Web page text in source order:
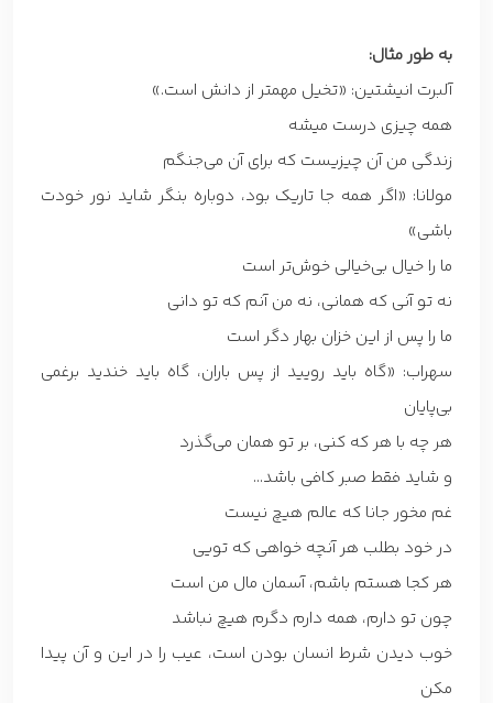
به طور مثال:
آلبرت انیشتین: «تخیل مهمتر از دانش است.»
همه چیزی درست میشه
زندگی من آن چیزیست که برای آن می‌جنگم
مولانا: «اگر همه جا تاریک بود، دوباره بنگر شاید نور خودت
باشی»
ما را خیال بی‌خیالی خوش‌تر است
نه تو آنی که همانی، نه من آنم که تو دانی
ما را پس از این خزان بهار دگر است
سهراب: «گاه باید رویید از پس باران، گاه باید خندید برغمی
بی‌پایان
هر چه با هر که کنی، بر تو همان می‌گذرد
و شاید فقط صبر کافی باشد…
غم مخور جانا که عالم هیچ نیست
در خود بطلب هر آنچه خواهی که تویی
هر کجا هستم باشم، آسمان مال من است
چون تو دارم، همه دارم دگرم هیچ نباشد
خوب دیدن شرط انسان بودن است، عیب را در این و آن پیدا
مکن